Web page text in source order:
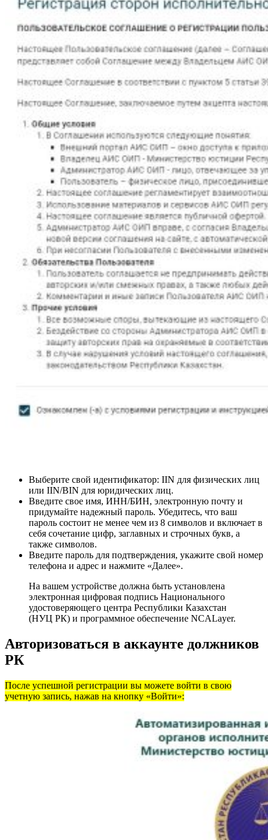
Выберите свой идентификатор: IIN для физических лиц
или IIN/BIN для юридических лиц.
Введите свое имя, ИНН/БИН, электронную почту и
придумайте надежный пароль. Убедитесь, что ваш
пароль состоит не менее чем из 8 символов и включает в
себя сочетание цифр, заглавных и строчных букв, а
также символов.
Введите пароль для подтверждения, укажите свой номер
телефона и адрес и нажмите «Далее».
На вашем устройстве должна быть установлена
электронная цифровая подпись Национального
удостоверяющего центра Республики Казахстан
(НУЦ РК) и программное обеспечение NCALayer.
Авторизоваться в аккаунте должников
РК
После успешной регистрации вы можете войти в свою
учетную запись, нажав на кнопку «Войти»: